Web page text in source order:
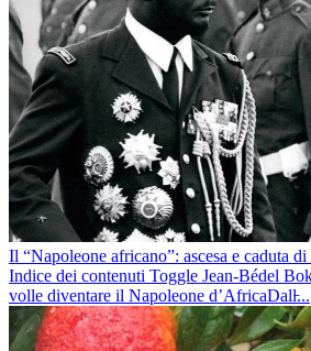
Il “Napoleone africano”: ascesa e caduta
Indice dei contenuti Toggle Jean-Bédel
volle diventare il Napoleone d’AfricaDall̵...